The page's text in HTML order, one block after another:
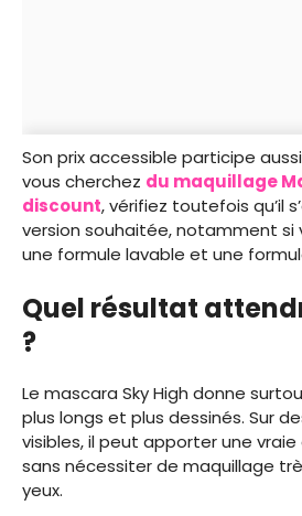
Son prix accessible participe
vous cherchez du maquillage
discount, vérifiez toutefois qu’il
version souhaitée, notamment si
une formule lavable et une
Quel résultat
?
Le mascara Sky High donne
plus longs et plus dessinés. Sur
visibles, il peut apporter une
sans nécessiter de maquillage
yeux.